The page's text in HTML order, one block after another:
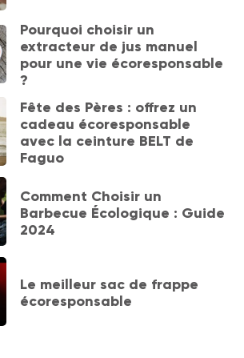
Pourquoi choisir un
extracteur de jus manuel
pour une vie écoresponsable
?
Fête des Pères : offrez un
cadeau écoresponsable
avec la ceinture BELT de
Faguo
Comment Choisir un
Barbecue Écologique : Guide
2024
Le meilleur sac de frappe
écoresponsable